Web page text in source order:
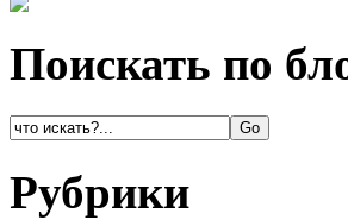
Поискать по
Рубрики